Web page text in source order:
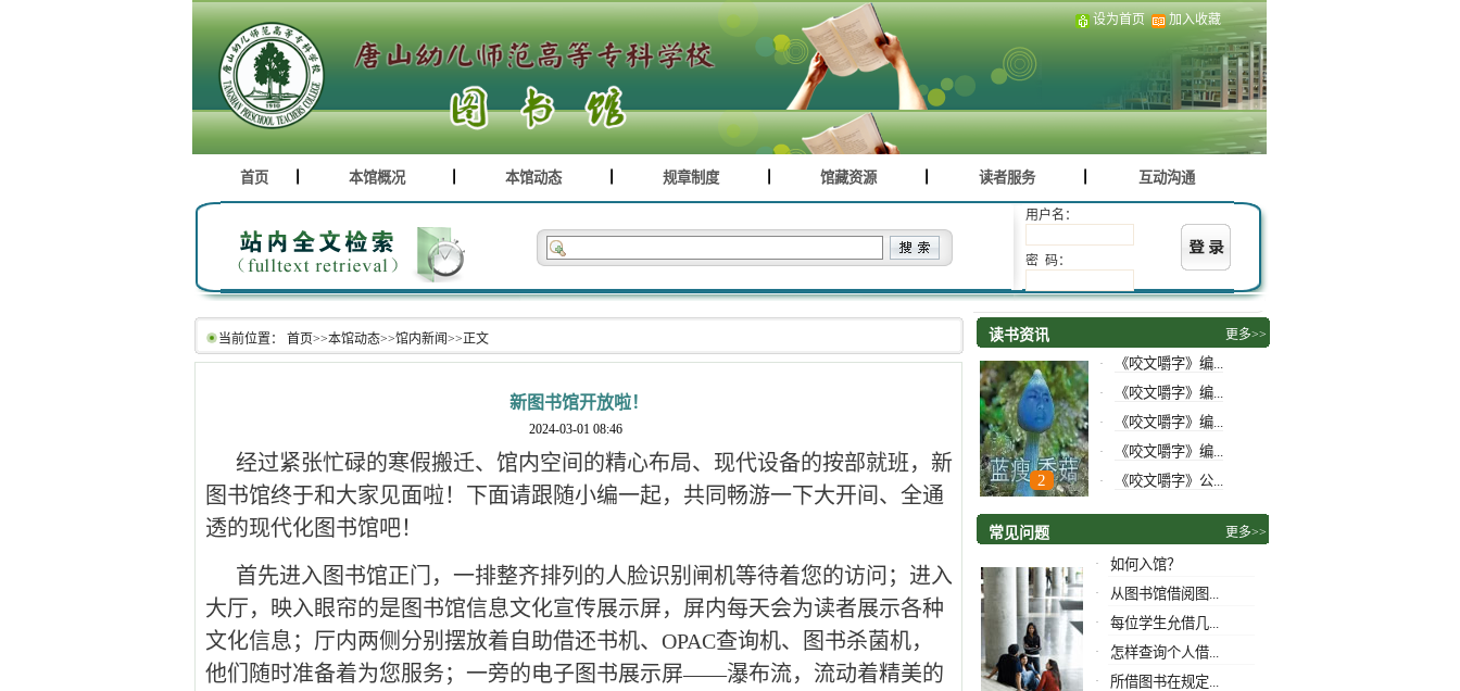
设为首页 加入收藏
首页 本馆概况 本馆动态 规章制度 馆藏资源 读者服务 互动沟通
用户名：
密 码：
当前位置： 首页>>本馆动态>>馆内新闻>>正文
新图书馆开放啦！
2024-03-01 08:46
经过紧张忙碌的寒假搬迁、馆内空间的精心布局、现代设备的按部就班，新
图书馆终于和大家见面啦！下面请跟随小编一起，共同畅游一下大开间、全通
透的现代化图书馆吧！
首先进入图书馆正门，一排整齐排列的人脸识别闸机等待着您的访问；进入
大厅，映入眼帘的是图书馆信息文化宣传展示屏，屏内每天会为读者展示各种
文化信息；厅内两侧分别摆放着自助借还书机、OPAC查询机、图书杀菌机，
他们随时准备着为您服务；一旁的电子图书展示屏——瀑布流，流动着精美的
读书资讯 更多>>
1 2 3
· 《咬文嚼字》编...
· 《咬文嚼字》编...
· 《咬文嚼字》编...
· 《咬文嚼字》编...
· 《咬文嚼字》公...
常见问题 更多>>
· 如何入馆？
· 从图书馆借阅图...
· 每位学生允借几...
· 怎样查询个人借...
· 所借图书在规定...